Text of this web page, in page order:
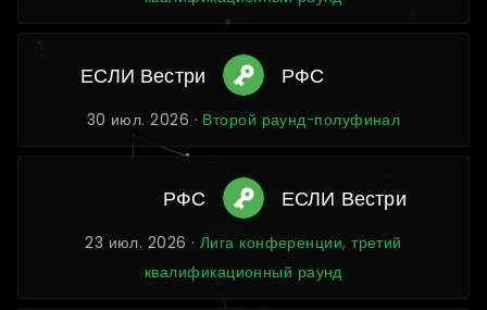
ЕСЛИ Вестри РФС
30 июл. 2026 · Второй раунд-полуфинал
РФС ЕСЛИ Вестри
23 июл. 2026 · Лига конференции, третий
квалификационный раунд